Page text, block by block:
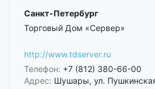
Санкт-Петербург
Торговый Дом «Сервер»
http://www.tdserver.ru
Телефон: +7 (812) 380-66-00
Адрес: Шушары, ул.